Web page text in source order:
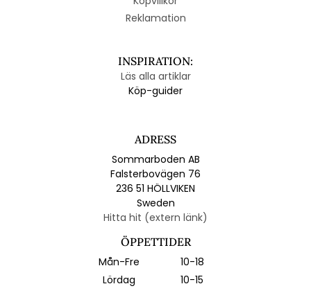
Reklamation
INSPIRATION:
Läs alla artiklar
Köp-guider
ADRESS
Sommarboden AB
Falsterbovägen 76
236 51 HÖLLVIKEN
Sweden
Hitta hit (extern länk)
ÖPPETTIDER
Mån-Fre
10-18
Lördag
10-15